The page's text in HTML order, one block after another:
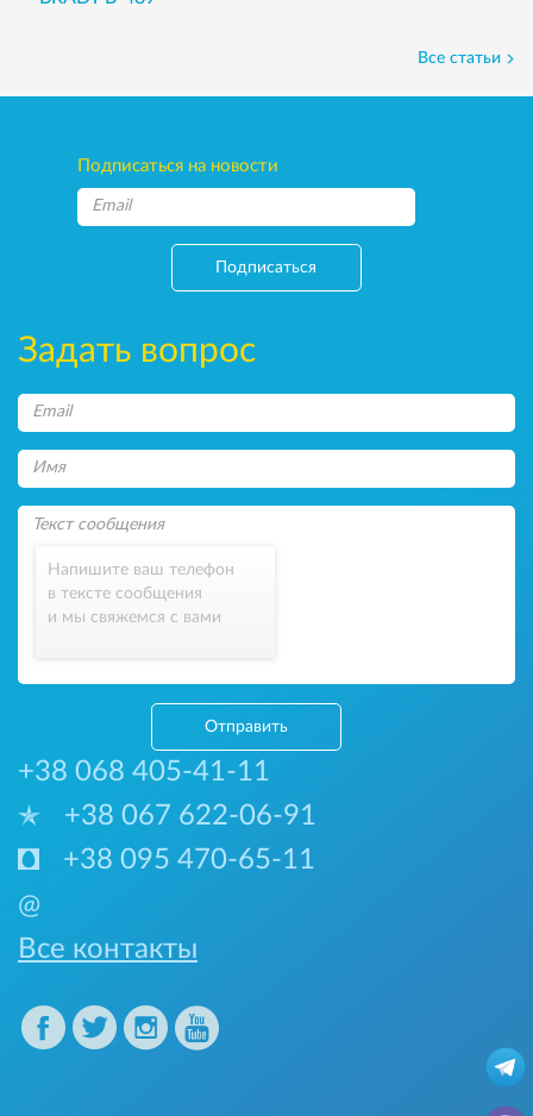
Все статьи
Подписаться на новости
Подписаться
Задать вопрос
Напишите ваш телефон
в тексте сообщения
и мы свяжемся с вами
Отправить
+38 068 405-41-11
+38 067 622-06-91
+38 095 470-65-11
@
Все контакты